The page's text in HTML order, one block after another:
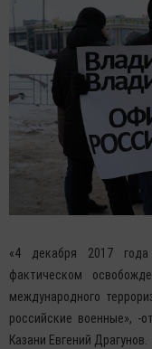
«4 декабря 2017
фактическом
международного
российские военные», -
Казани Евгений Драгунов.